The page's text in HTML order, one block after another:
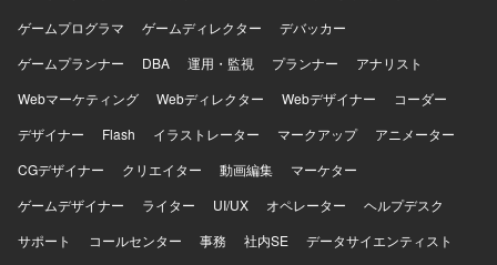
ゲームプログラマ
ゲームディレクター
デバッカー
ゲームプランナー
DBA 運用・監視 プランナー
アナリスト
Webマーケティング
Webディレクター Webデザイナー
コーダー
デザイナー
Flash イラストレーター マークアップ
アニメーター
CGデザイナー
クリエイター 動画編集
マーケター
ゲームデザイナー
ライター UI/UX オペレーター
ヘルプデスク
サポート
コールセンター 事務 社内SE
データサイエンティスト